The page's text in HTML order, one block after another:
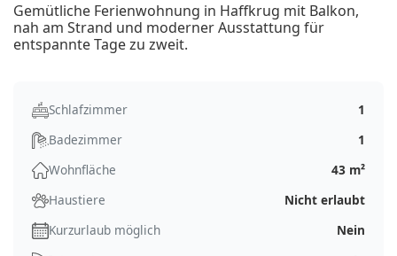
Gemütliche Ferienwohnung in Haffkrug mit Balkon,
nah am Strand und moderner Ausstattung für
entspannte Tage zu zweit.
Schlafzimmer
1
Badezimmer
1
Wohnfläche
43 m²
Haustiere
Nicht erlaubt
Kurzurlaub möglich
Nein